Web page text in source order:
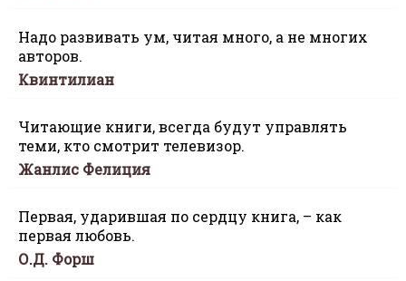
Надо развивать ум, читая много, а не многих
авторов.
Квинтилиан
Читающие книги, всегда будут управлять
теми, кто смотрит телевизор.
Жанлис Фелиция
Первая, ударившая по сердцу книга, – как
первая любовь.
О.Д. Форш